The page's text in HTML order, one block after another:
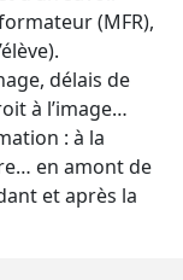
(MFR),
délais de
à l’image…
: à la
en amont de
et après la